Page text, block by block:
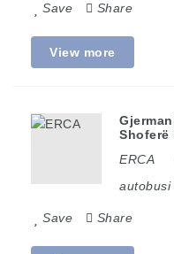
Save Share
View more
Shoferë
ERCA
autobusi
Save Share